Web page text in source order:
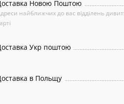
Новою Поштою
найближчих до вас відділень
Укр поштою
в Польщу